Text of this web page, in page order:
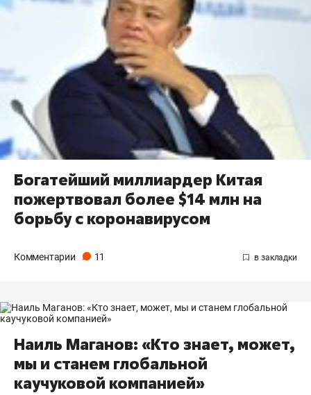
Богатейший миллиардер Китая
пожертвовал более $14 млн на
борьбу с коронавирусом
Комментарии 11
Наиль Маганов: «Кто знает, может,
мы и станем глобальной
каучуковой компанией»